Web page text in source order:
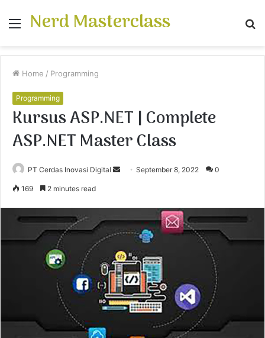
Menu
Nerd Masterclass
Home / Programming
Programming
Kursus ASP.NET | Complete
ASP.NET Master Class
PT Cerdas Inovasi Digital
e
m
a
i
l
September 8, 2022 0
169 2 minutes read